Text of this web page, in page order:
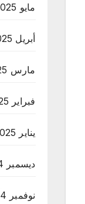
مايو 2025
أبريل 2025
مارس 2025
فبراير 2025
يناير 2025
ديسمبر 2024
نوفمبر 2024